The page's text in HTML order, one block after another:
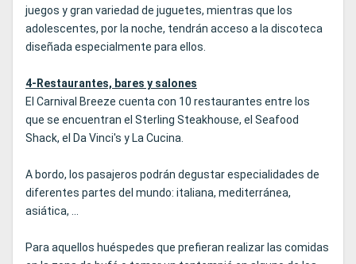
juegos y gran variedad de juguetes, mientras que los
adolescentes, por la noche, tendrán acceso a la discoteca
diseñada especialmente para ellos.
4-Restaurantes, bares y salones
El Carnival Breeze cuenta con 10 restaurantes entre los
que se encuentran el Sterling Steakhouse, el Seafood
Shack, el Da Vinci's y La Cucina.
A bordo, los pasajeros podrán degustar especialidades de
diferentes partes del mundo: italiana, mediterránea,
asiática, ...
Para aquellos huéspedes que prefieran realizar las comidas